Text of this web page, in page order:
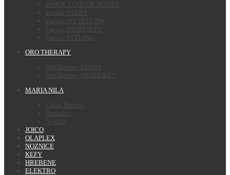
FANOLA COLOR MASKY
Fanola FARBY
Fanola NO YELLOW
Fanola PRODUKTY
Fanola STYLING
ORO THERAPY
OroTherapy FARBY
OroTherapy PRODUKTY
MARIA NILA
Color Refresh
Produkty
Styling
JOICO
OLAPLEX
NOZNICE
KEFY
HREBENE
ELEKTRO